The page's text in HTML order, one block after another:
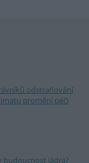
odstraňování
promění péči
budoucnost jádra?